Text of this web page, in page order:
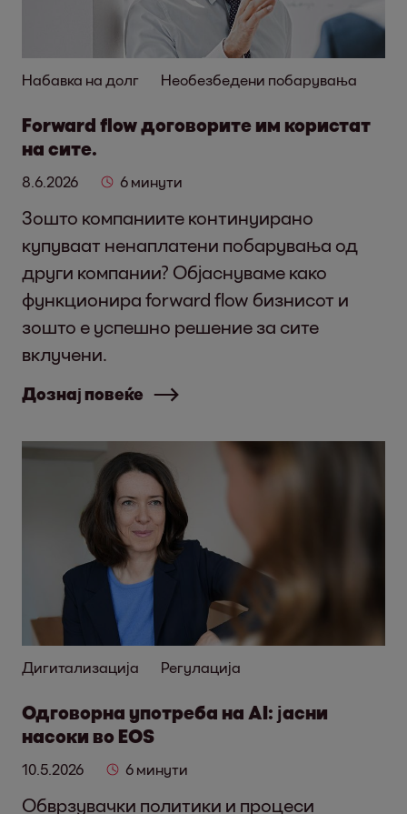
Набавка на долг Необезбедени побарувања
Forward flow договорите им користат
на сите.
8.6.2026 6 минути
Зошто компаниите континуирано
купуваат ненаплатени побарувања од
други компании? Објаснуваме како
функционира forward flow бизнисот и
зошто е успешно решение за сите
вклучени.
Дознај повеќе
Дигитализација Регулација
Одговорна употреба на AI: јасни
насоки во EOS
10.5.2026 6 минути
Обврзувачки политики и процеси